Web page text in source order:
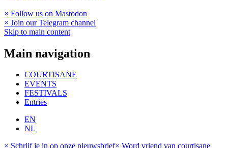
× Follow us on Mastodon
× Join our Telegram channel
Skip to main content
Main navigation
COURTISANE
EVENTS
FESTIVALS
Entries
EN
NL
× Schrijf je in op onze nieuwsbrief× Word vriend van courtisane